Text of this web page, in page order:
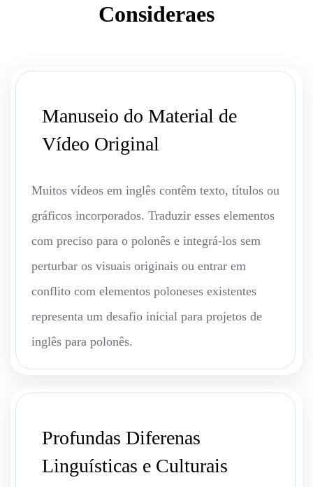
Consideraes
Manuseio do Material de
Vídeo Original
Muitos vídeos em inglês contêm texto, títulos ou
gráficos incorporados. Traduzir esses elementos
com preciso para o polonês e integrá-los sem
perturbar os visuais originais ou entrar em
conflito com elementos poloneses existentes
representa um desafio inicial para projetos de
inglês para polonês.
Profundas Diferenas
Linguísticas e Culturais